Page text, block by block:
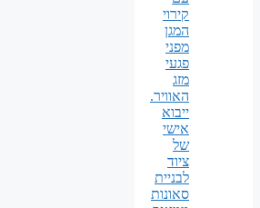
קירוי
המגן
מפני
פגעי
מזג
האוויר.
ייבוא
אישי
של
ציוד
לבניית
סאונות